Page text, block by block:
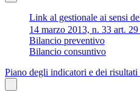
Link al gestionale ai sensi
14 marzo 2013, n. 33 art.
Bilancio preventivo
Bilancio consuntivo
Piano degli indicatori e dei